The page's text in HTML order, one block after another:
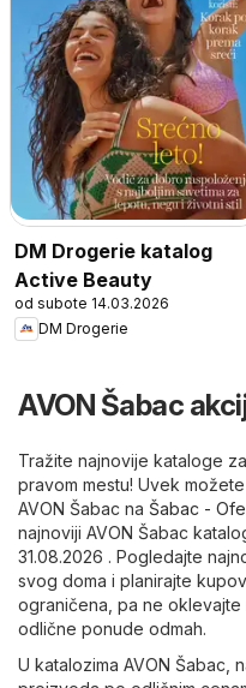
DM Drogerie katalog
Active Beauty
od subote 14.03.2026
DM Drogerie
AVON Šabac
Tražite najnovije kataloge
pravom mestu! Uvek
AVON Šabac na Šabac -
najnoviji AVON Šabac
31.08.2026 . Pogledajte
svog doma i planirajte
ograničena, pa ne
odlične ponude odmah.
U katalozima AVON Šabac,